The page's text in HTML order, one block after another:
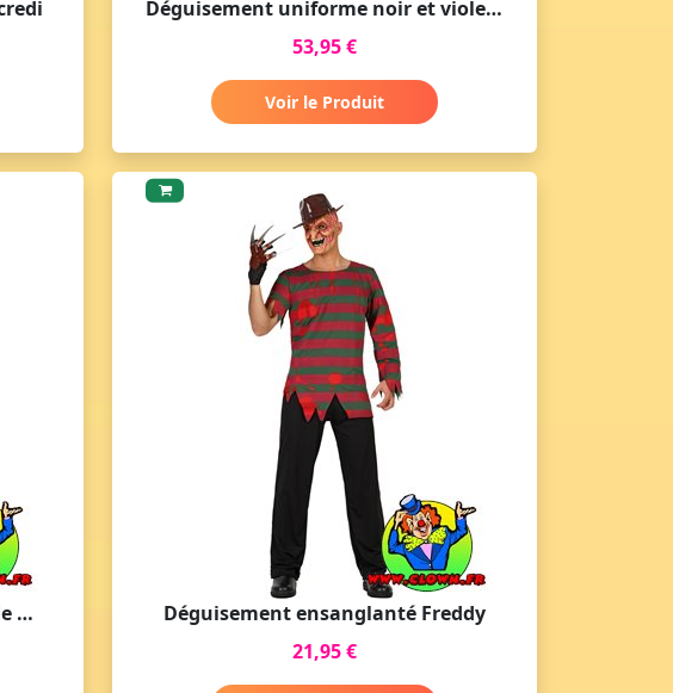
Déguisement uniforme noir et violet mercredi
53,95 €
Voir le Produit
Déguisement jeune fille chic style Mercredi Adams
Déguisement ensanglanté Freddy
21,95 €